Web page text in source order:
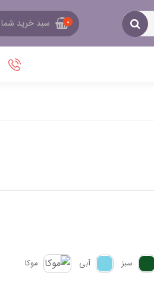
0 سبد خرید شما
سبز آبی موکا